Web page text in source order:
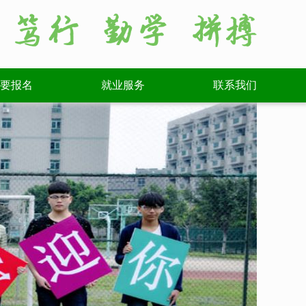
报名 就业服务 联系我们